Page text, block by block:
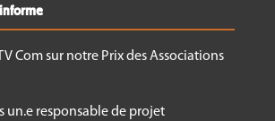
Com sur notre Prix des Associations
un.e responsable de projet